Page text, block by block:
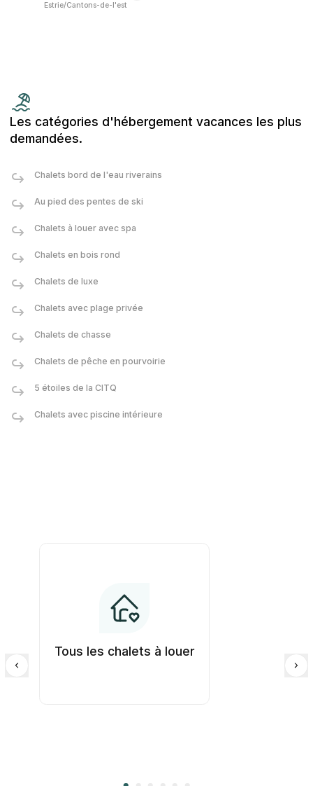
Estrie/Cantons-de-l'est
Les catégories d'hébergement vacances les plus
demandées.
Chalets bord de l'eau riverains
Au pied des pentes de ski
Chalets à louer avec spa
Chalets en bois rond
Chalets de luxe
Chalets avec plage privée
Chalets de chasse
Chalets de pêche en pourvoirie
5 étoiles de la CITQ
Chalets avec piscine intérieure
Tous les chalets à louer